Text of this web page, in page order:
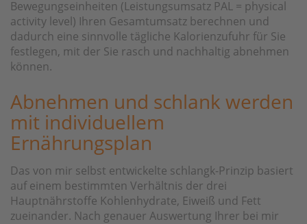
Bewegungseinheiten (Leistungsumsatz PAL = physical
activity level) Ihren Gesamtumsatz berechnen und
dadurch eine sinnvolle tägliche Kalorienzufuhr für Sie
festlegen, mit der Sie rasch und nachhaltig abnehmen
können.
Abnehmen und schlank werden
mit individuellem
Ernährungsplan
Das von mir selbst entwickelte schlangk-Prinzip basiert
auf einem bestimmten Verhältnis der drei
Hauptnährstoffe Kohlenhydrate, Eiweiß und Fett
zueinander. Nach genauer Auswertung Ihrer bei mir